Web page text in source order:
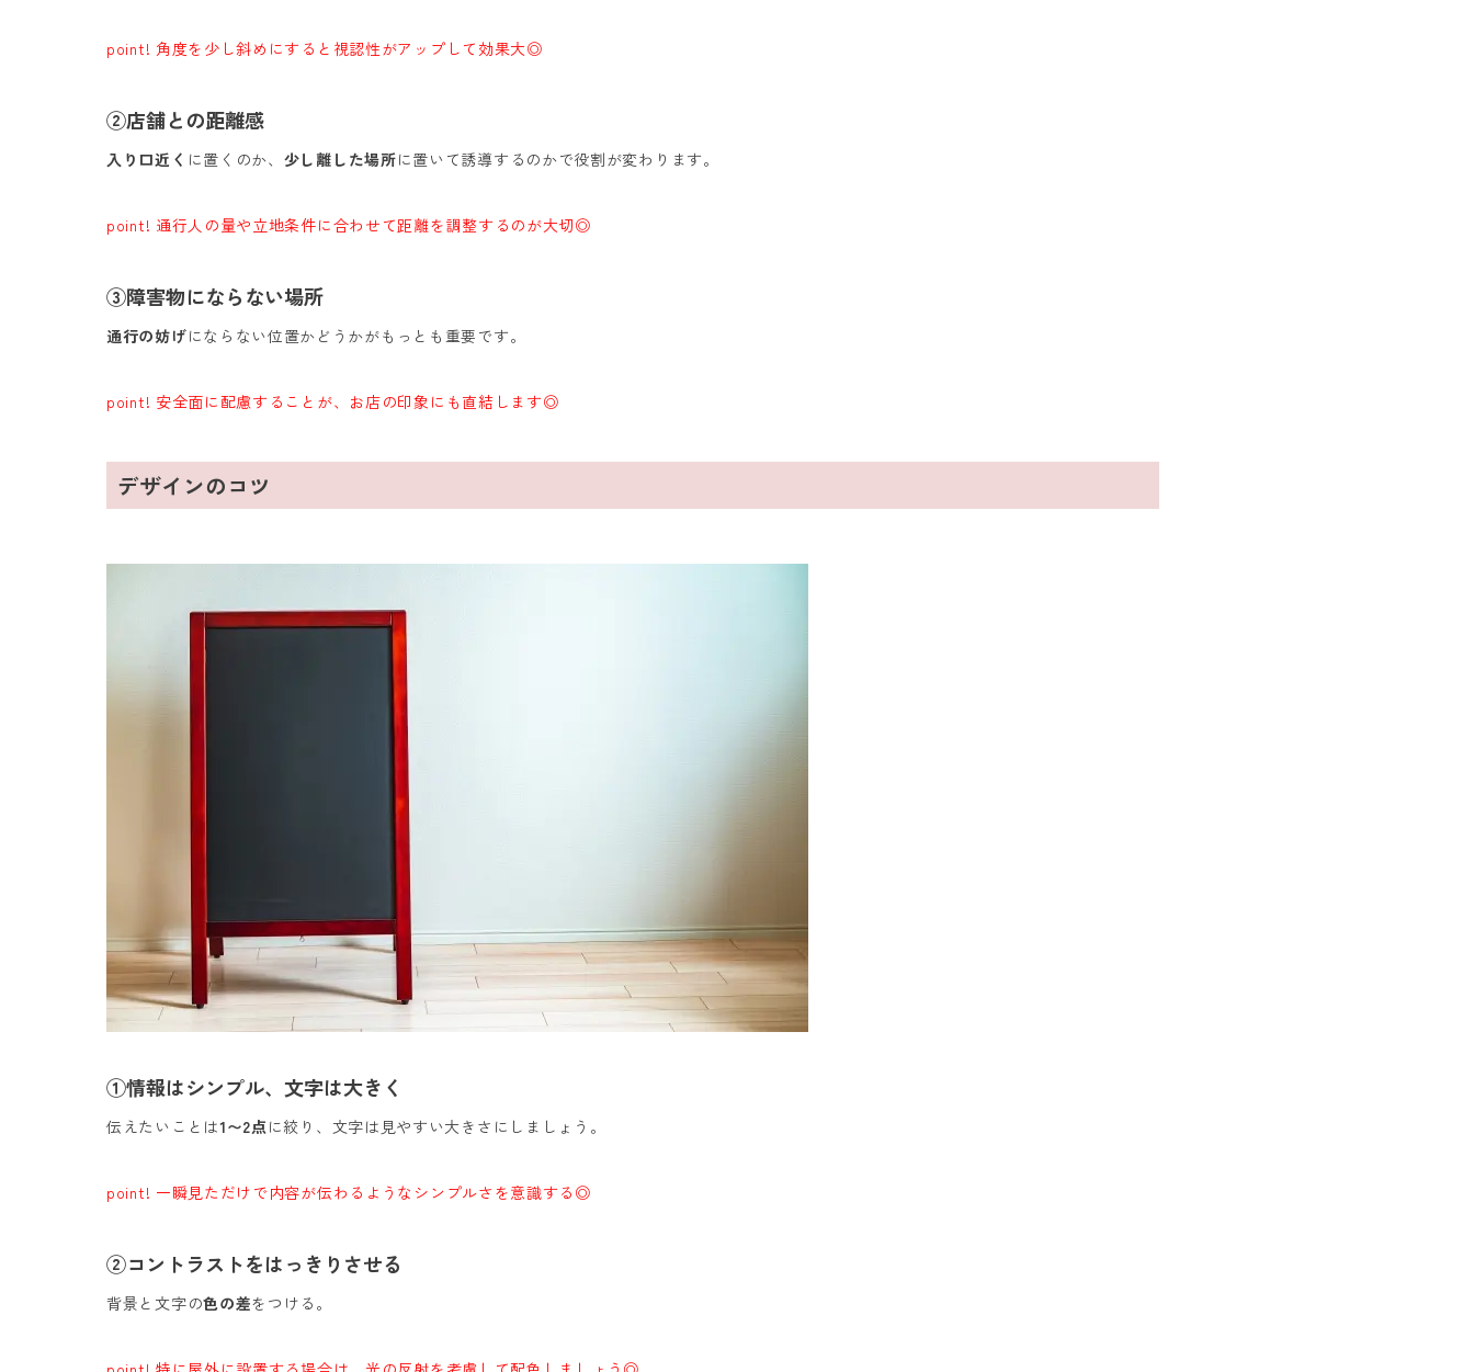
point! 角度を少し斜めにすると視認性がアップして効果大◎
②店舗との距離感
入り口近く に置くのか、 少し離した場所に置いて誘導するのかで役割が変わります。
point! 通行人の量や立地条件に合わせて距離を調整するのが大切◎
③障害物にならない場所
通行の妨げにならない位置かどうかがもっとも重要です。
point! 安全面に配慮することが、お店の印象にも直結します◎
デザインのコツ
①情報はシンプル、文字は大きく
伝えたいことは1〜2点に絞り、文字は見やすい大きさにしましょう。
point! 一瞬見ただけで内容が伝わるようなシンプルさを意識する◎
②コントラストをはっきりさせる
背景と文字の色の差をつける。